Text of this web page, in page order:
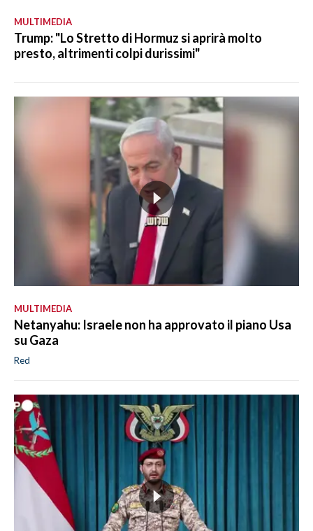
MULTIMEDIA
Trump: "Lo Stretto di Hormuz si aprirà molto
presto, altrimenti colpi durissimi"
MULTIMEDIA
Netanyahu: Israele non ha approvato il piano Usa
su Gaza
Red